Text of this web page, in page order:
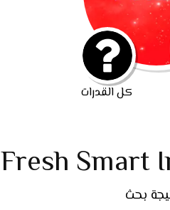
كل القدرات
Fresh Smart